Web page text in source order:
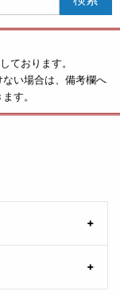
ております。
い場合は、備考欄へ
す。